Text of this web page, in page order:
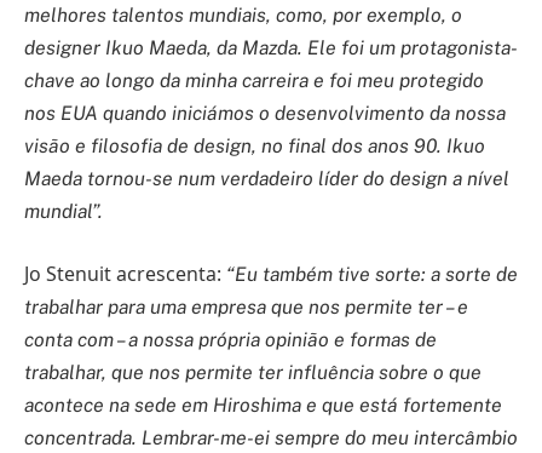
melhores talentos mundiais, como, por exemplo, o
designer Ikuo Maeda, da Mazda. Ele foi um protagonista-
chave ao longo da minha carreira e foi meu protegido
nos EUA quando iniciámos o desenvolvimento da nossa
visão e filosofia de design, no final dos anos 90. Ikuo
Maeda tornou-se num verdadeiro líder do design a nível
mundial”.
Jo Stenuit acrescenta: “Eu também tive sorte: a sorte de
trabalhar para uma empresa que nos permite ter – e
conta com – a nossa própria opinião e formas de
trabalhar, que nos permite ter influência sobre o que
acontece na sede em Hiroshima e que está fortemente
concentrada. Lembrar-me-ei sempre do meu intercâmbio